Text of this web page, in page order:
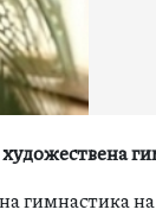
гимнастика